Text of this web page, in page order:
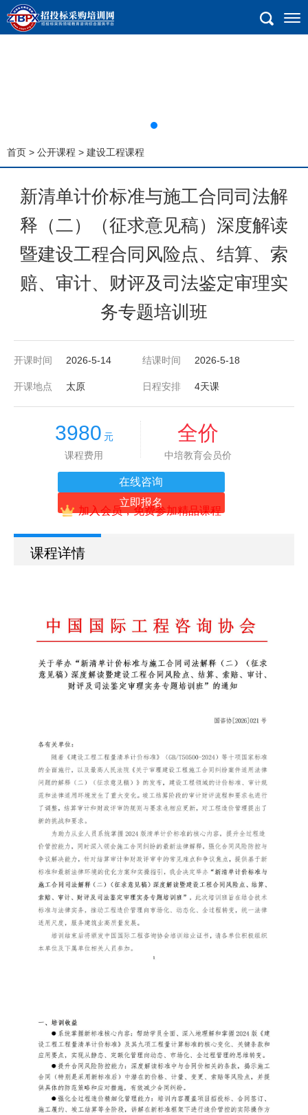
首页 > 公开课程 > 建设工程课程
新清单计价标准与施工合同司法解
释（二）（征求意见稿）深度解读
暨建设工程合同风险点、结算、索
赔、审计、财评及司法鉴定审理实
务专题培训班
开课时间 2026-5-14 结课时间 2026-5-18
开课地点 太原 日程安排 4天课
3980 元
课程费用
全价
中培教育会员价
在线咨询
立即报名
加入会员，免费参加精品课程
课程详情